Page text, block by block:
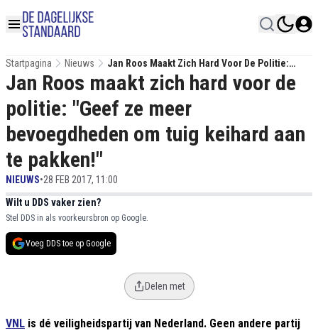
Startpagina Nieuws
Jan Roos Maakt Zich Hard Voor De Politie:
"Geef Ze Meer Bevoegdheden Om Tuig
Keihard Aan Te Pakken!"
Jan Roos maakt zich hard voor de
politie: "Geef ze meer
bevoegdheden om tuig keihard aan
te pakken!"
NIEUWS•28 FEB 2017, 11:00
Wilt u DDS vaker zien?
Stel DDS in als voorkeursbron op Google.
Voeg DDS toe op Google
Delen met
VNL is dé veiligheidspartij van Nederland. Geen andere partij